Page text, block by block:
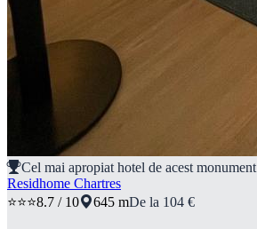
Cel mai apropiat hotel de acest monument
Residhome Chartres
⭐⭐⭐8.7 / 10 645 mDe la 104 €